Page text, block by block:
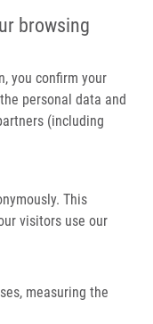
browsing
you confirm your
personal data and
(including
This
visitors use our
measuring the
Main
Domů
Partner institutions
Technologie a služby
Kontakt
FAKULTA